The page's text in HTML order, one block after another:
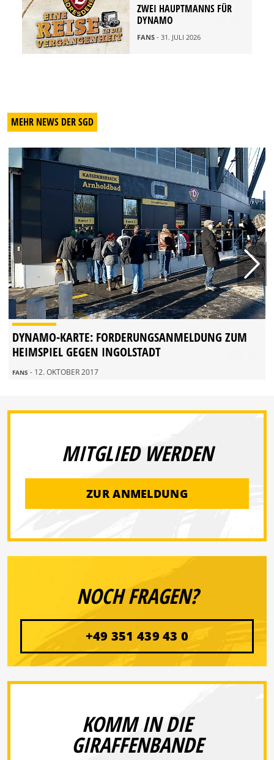
ZWEI HAUPTMANNS FÜR
DYNAMO
FANS - 31. JULI 2026
MEHR NEWS DER SGD
DYNAMO-KARTE: FORDERUNGSANMELDUNG ZUM
HEIMSPIEL GEGEN INGOLSTADT
FANS - 12. OKTOBER 2017
MITGLIED WERDEN
ZUR ANMELDUNG
NOCH FRAGEN?
+49 351 439 43 0
KOMM IN DIE
GIRAFFENBANDE